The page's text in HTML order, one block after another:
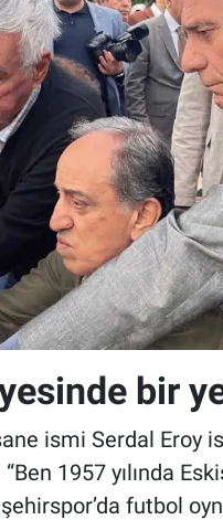
bir
ismi Serdal Eroy
1957 yılında
futbol